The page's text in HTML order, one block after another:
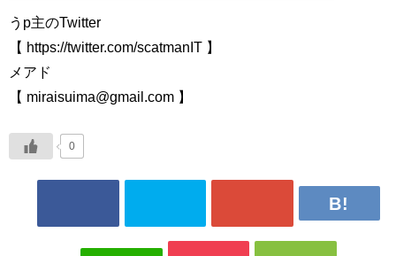
うp主のTwitter
【 https://twitter.com/scatmanIT​​​​ 】
メアド
【 miraisuima@gmail.com 】
0